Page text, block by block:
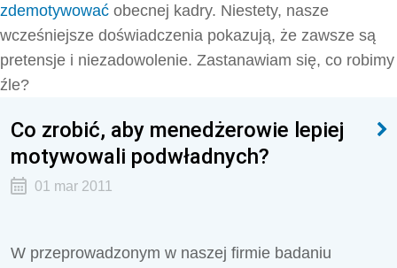
zdemotywować obecnej kadry. Niestety, nasze
wcześniejsze doświadczenia pokazują, że zawsze są
pretensje i niezadowolenie. Zastanawiam się, co robimy
źle?
Co zrobić, aby menedżerowie lepiej
motywowali podwładnych?
01 mar 2011
W przeprowadzonym w naszej firmie badaniu